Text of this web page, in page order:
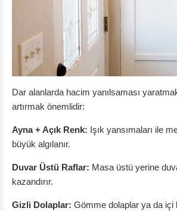
Dar alanlarda hacim yanılsaması
artırmak önemlidir:
Ayna + Açık Renk: Işık yansımaları ile
büyük algılanır.
Duvar Üstü Raflar: Masa üstü yerine
kazandırır.
Gizli Dolaplar: Gömme dolaplar ya da içi